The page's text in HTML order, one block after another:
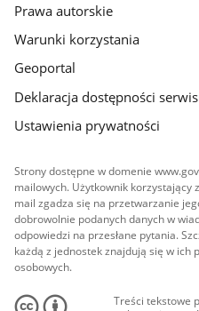
Prawa autorskie
Warunki korzystania
Geoportal
Deklaracja dostępności
Ustawienia prywatności
Strony dostępne w domenie
mailowych. Użytkownik korzystający
mail zgadza się na przetwarzanie
dobrowolnie podanych danych w
odpowiedzi na przesłane pytania.
każdą z jednostek znajdują się w
osobowych.
Treści tekstowe